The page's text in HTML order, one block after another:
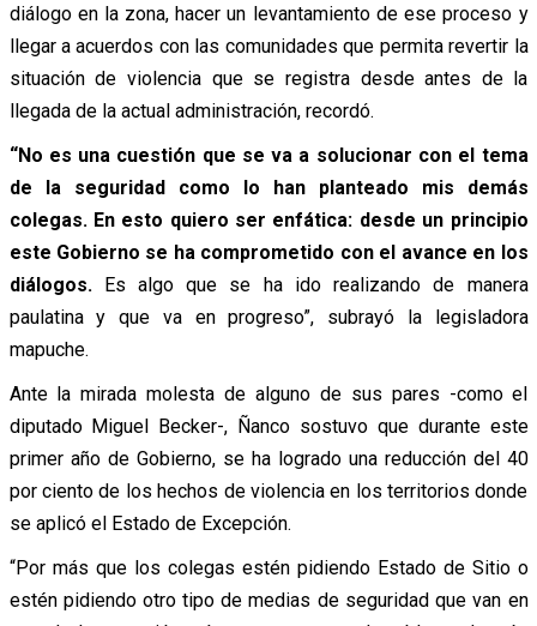
diálogo en la zona, hacer un levantamiento de ese proceso y
llegar a acuerdos con las comunidades que permita revertir la
situación de violencia que se registra desde antes de la
llegada de la actual administración, recordó.
“No es una cuestión que se va a solucionar con el tema
de la seguridad como lo han planteado mis demás
colegas. En esto quiero ser enfática: desde un principio
este Gobierno se ha comprometido con el avance en los
diálogos. Es algo que se ha ido realizando de manera
paulatina y que va en progreso”, subrayó la legisladora
mapuche.
Ante la mirada molesta de alguno de sus pares -como el
diputado Miguel Becker-, Ñanco sostuvo que durante este
primer año de Gobierno, se ha logrado una reducción del 40
por ciento de los hechos de violencia en los territorios donde
se aplicó el Estado de Excepción.
“Por más que los colegas estén pidiendo Estado de Sitio o
estén pidiendo otro tipo de medias de seguridad que van en